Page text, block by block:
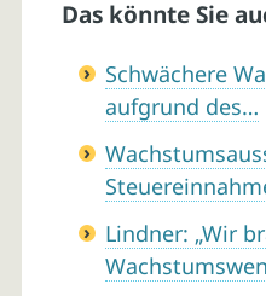
Das könnte Sie
Schwächere
aufgrund des…
Lindner: „Wir